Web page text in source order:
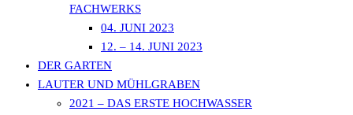
FACHWERKS
04. JUNI 2023
12. – 14. JUNI 2023
DER GARTEN
LAUTER UND MÜHLGRABEN
2021 – DAS ERSTE HOCHWASSER